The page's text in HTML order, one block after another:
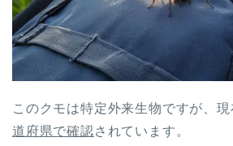
このクモは特定外来生物ですが、
道府県で確認されています。